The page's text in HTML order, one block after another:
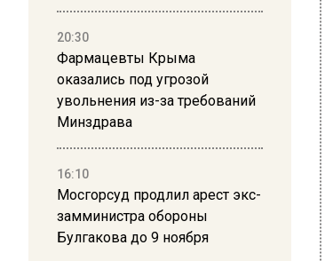
20:30
Фармацевты Крыма
оказались под угрозой
увольнения из-за требований
Минздрава
16:10
Мосгорсуд продлил арест экс-
замминистра обороны
Булгакова до 9 ноября